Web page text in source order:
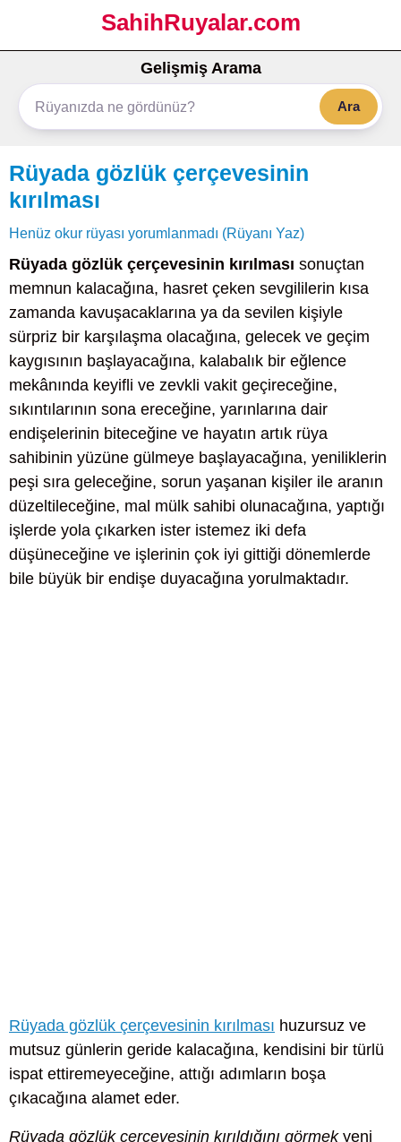
SahihRuyalar.com
Gelişmiş Arama
Ara
Rüyada gözlük çerçevesinin
kırılması
Henüz okur rüyası yorumlanmadı (Rüyanı Yaz)
Rüyada gözlük çerçevesinin kırılması sonuçtan
memnun kalacağına, hasret çeken sevgililerin kısa
zamanda kavuşacaklarına ya da sevilen kişiyle
sürpriz bir karşılaşma olacağına, gelecek ve geçim
kaygısının başlayacağına, kalabalık bir eğlence
mekânında keyifli ve zevkli vakit geçireceğine,
sıkıntılarının sona ereceğine, yarınlarına dair
endişelerinin biteceğine ve hayatın artık rüya
sahibinin yüzüne gülmeye başlayacağına, yeniliklerin
peşi sıra geleceğine, sorun yaşanan kişiler ile aranın
düzeltileceğine, mal mülk sahibi olunacağına, yaptığı
işlerde yola çıkarken ister istemez iki defa
düşüneceğine ve işlerinin çok iyi gittiği dönemlerde
bile büyük bir endişe duyacağına yorulmaktadır.
Rüyada gözlük çerçevesinin kırılması huzursuz ve
mutsuz günlerin geride kalacağına, kendisini bir türlü
ispat ettiremeyeceğine, attığı adımların boşa
çıkacağına alamet eder.
Rüyada gözlük çerçevesinin kırıldığını görmekyeni